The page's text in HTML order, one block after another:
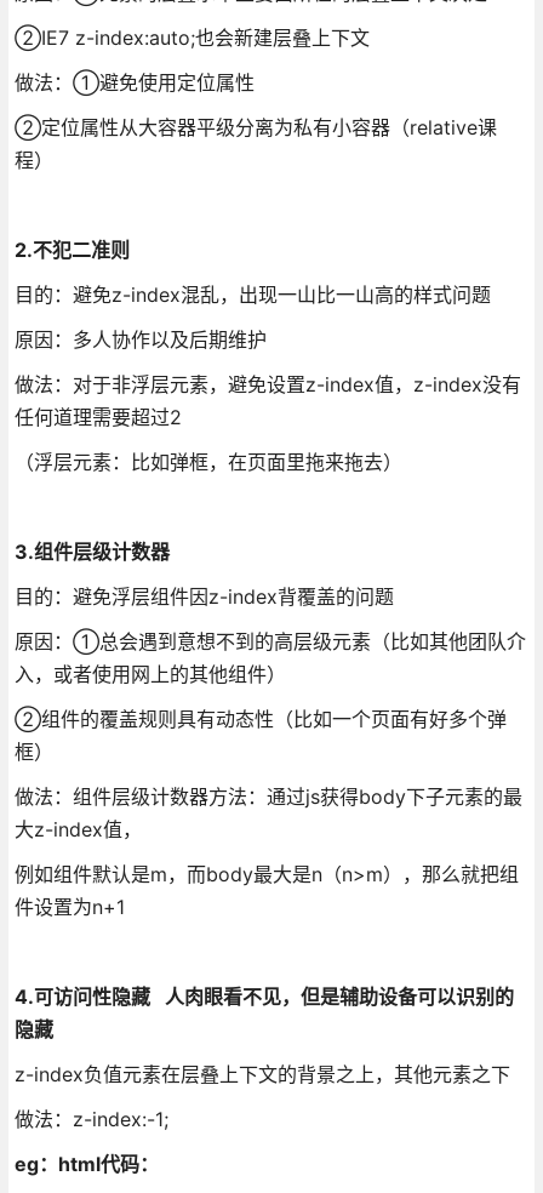
②IE7 z-index:auto;也会新建层叠上下文
做法：①避免使用定位属性
②定位属性从大容器平级分离为私有小容器（relative课
程）
2.不犯二准则
目的：避免z-index混乱，出现一山比一山高的样式问题
原因：多人协作以及后期维护
做法：对于非浮层元素，避免设置z-index值，z-index没有
任何道理需要超过2
（浮层元素：比如弹框，在页面里拖来拖去）
3.组件层级计数器
目的：避免浮层组件因z-index背覆盖的问题
原因：①总会遇到意想不到的高层级元素（比如其他团队介
入，或者使用网上的其他组件）
②组件的覆盖规则具有动态性（比如一个页面有好多个弹
框）
做法：组件层级计数器方法：通过js获得body下子元素的最
大z-index值，
例如组件默认是m，而body最大是n（n>m），那么就把组
件设置为n+1
4.可访问性隐藏 人肉眼看不见，但是辅助设备可以识别的
隐藏
z-index负值元素在层叠上下文的背景之上，其他元素之下
做法：z-index:-1;
eg：html代码：